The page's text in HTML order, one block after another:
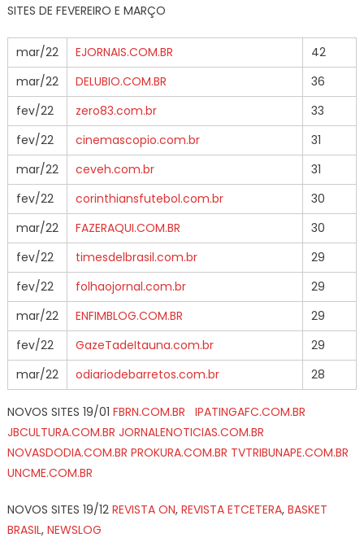
SITES DE FEVEREIRO E MARÇO
mar/22 EJORNAIS.COM.BR
42
mar/22
DELUBIO.COM.BR
36
fev/22
zero83.com.br
33
fev/22
cinemascopio.com.br
31
mar/22
ceveh.com.br
31
fev/22
corinthiansfutebol.com.br
30
mar/22
FAZERAQUI.COM.BR
30
fev/22
timesdelbrasil.com.br
29
fev/22
folhaojornal.com.br
29
mar/22
ENFIMBLOG.COM.BR
29
fev/22
GazeTadeItauna.com.br
29
mar/22
odiariodebarretos.com.br 28
NOVOS SITES 19/01 FBRN.COM.BR
IPATINGAFC.COM.BR
JBCULTURA.COM.BR JORNALENOTICIAS.COM.BR
NOVASDODIA.COM.BR PROKURA.COM.BR TVTRIBUNAPE.COM.BR
UNCME.COM.BR
NOVOS SITES 19/12 REVISTA ON, REVISTA ETCETERA, BASKET
BRASIL, NEWSLOG